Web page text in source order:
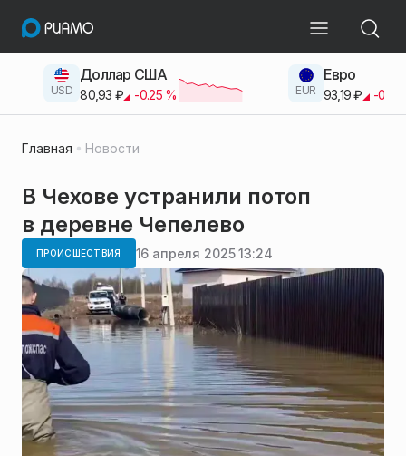
USD
Доллар США
80,93 ₽ -0.25% EUR
Евро
93,19 ₽ -0.42
Главная Новости
В Чехове устранили потоп
в деревне Чепелево
ПРОИСШЕСТВИЯ 16 апреля 2025 13:24